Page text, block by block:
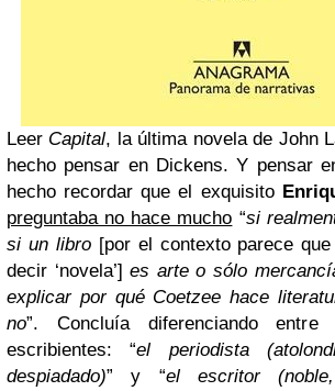
Leer Capital, la última novela de John
hecho pensar en Dickens. Y pensar
hecho recordar que el exquisito
preguntaba no hace mucho “si
si un libro[por el contexto parece que
decir ‘novela’]es arte o sólo
explicar por qué Coetzee hace
no”. Concluía diferenciando
escribientes: “el periodista
despiadado)” y “el escritor